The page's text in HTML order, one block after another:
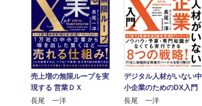
売上増の無限ループを実
現する 営業ＤＸ
長尾 一洋
デジタル人材がいない中
小企業のためのDX入門
長尾 一洋